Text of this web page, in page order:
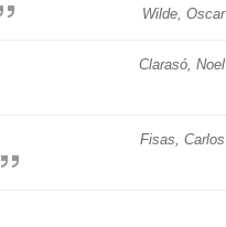
Wilde, Oscar
Clarasó, Noel
Fisas, Carlos